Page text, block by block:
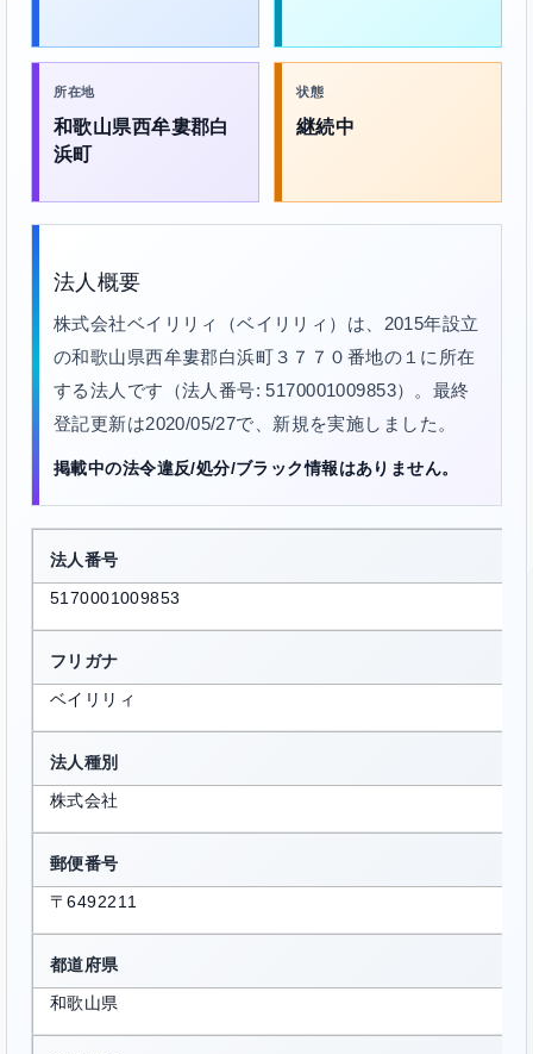
所在地
和歌山県西牟婁郡白
浜町
状態
継続中
法人概要
株式会社ベイリリィ（ベイリリィ）は、2015年設立
の和歌山県西牟婁郡白浜町３７７０番地の１に所在
する法人です（法人番号: 5170001009853）。最終
登記更新は2020/05/27で、新規を実施しました。
掲載中の法令違反/処分/ブラック情報はありません。
法人番号
5170001009853
フリガナ
ベイリリィ
法人種別
株式会社
郵便番号
〒6492211
都道府県
和歌山県